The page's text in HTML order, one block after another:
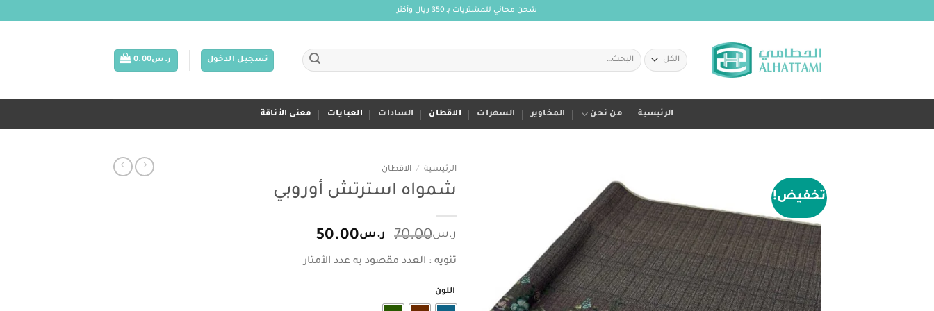
شحن مجاني للمشتريات بـ 350 ريال وأكثر
البحث
عن:
تسجيل الدخول ر.س0.00
الرئيسية من نحن المخاوير السهرات الاقطان السادات العبايات معنى الأناقة
تخفيض!
الرئيسية / الاقطان
شمواه استرتش أوروبي
ر.س70.00 السعر
هو:
ر.س50.00السعر
الحالي
هو:تنويه : العدد مقصود به عدد الأمتار
اللون